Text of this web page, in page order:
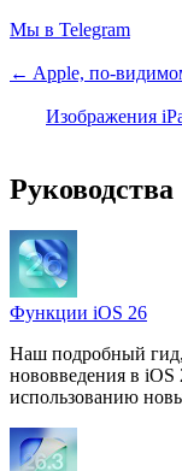
Мы в Telegram
← Apple, по-
Изображения
Руководства
Функции iOS 26
Наш подробный
нововведения в
использованию